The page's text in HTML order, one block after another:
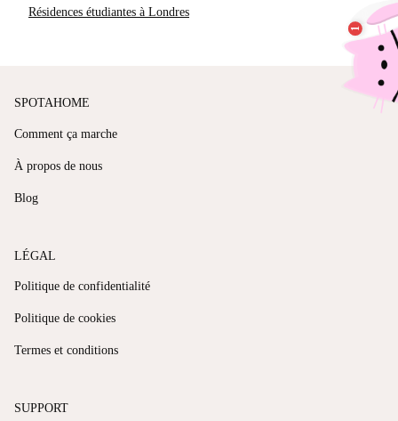
Résidences étudiantes à Londres
SPOTAHOME
Comment ça marche
À propos de nous
Blog
LÉGAL
Politique de confidentialité
Politique de cookies
Termes et conditions
SUPPORT